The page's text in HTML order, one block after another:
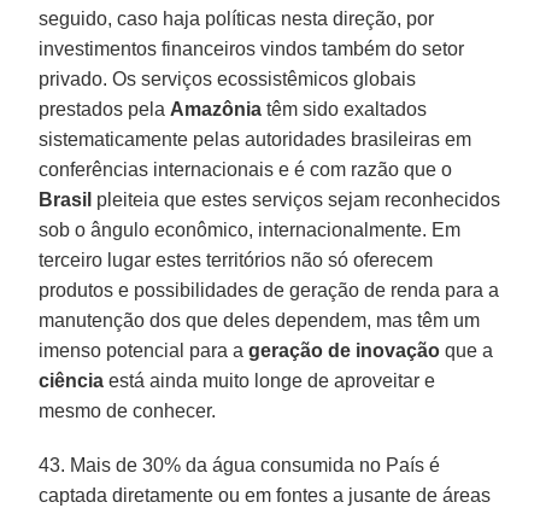
seguido, caso haja políticas nesta direção, por
investimentos financeiros vindos também do setor
privado. Os serviços ecossistêmicos globais
prestados pela Amazônia têm sido exaltados
sistematicamente pelas autoridades brasileiras em
conferências internacionais e é com razão que o
Brasil pleiteia que estes serviços sejam reconhecidos
sob o ângulo econômico, internacionalmente. Em
terceiro lugar estes territórios não só oferecem
produtos e possibilidades de geração de renda para a
manutenção dos que deles dependem, mas têm um
imenso potencial para ageração de inovação que a
ciência está ainda muito longe de aproveitar e
mesmo de conhecer.
43. Mais de 30% da água consumida no País é
captada diretamente ou em fontes a jusante de áreas